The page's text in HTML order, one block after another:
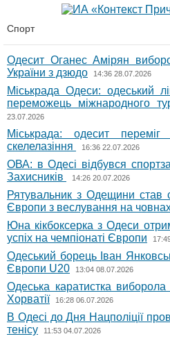
Спорт
Одесит Оганес Амірян
України з дзюдо
14:36 28.07.2026
Міськрада Одеси: одеський
переможець міжнародного
23.07.2026
Міськрада: одесит
скелелазіння
16:36 22.07.2026
ОВА: в Одесі відбувся
Захисників
14:26 20.07.2026
Рятувальник з Одещини став
Європи з веслування на
Юна кікбоксерка з Одеси
успіх на чемпіонаті Європи
Одеський борець Іван
Європи U20
13:04 08.07.2026
Одеська каратистка
Хорватії
16:28 06.07.2026
В Одесі до Дня Нацполіції
тенісу
11:53 04.07.2026